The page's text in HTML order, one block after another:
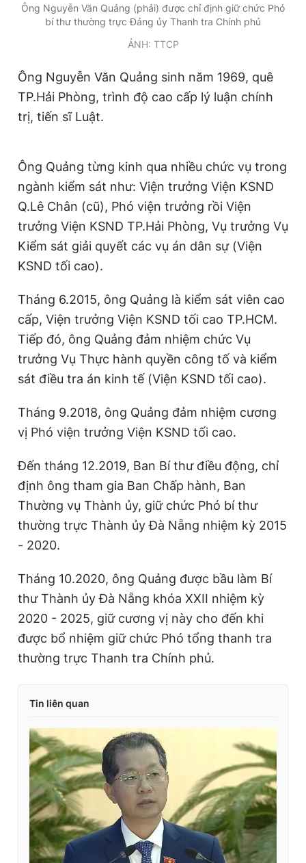
Ông Nguyễn Văn Quảng (phải) được chỉ định giữ chức Phó
bí thư thường trực Đảng ủy Thanh tra Chính phủ
ẢNH: TTCP
Ông Nguyễn Văn Quảng sinh năm 1969, quê
TP.Hải Phòng, trình độ cao cấp lý luận chính
trị, tiến sĩ Luật.
Ông Quảng từng kinh qua nhiều chức vụ trong
ngành kiểm sát như: Viện trưởng Viện KSND
Q.Lê Chân (cũ), Phó viện trưởng rồi Viện
trưởng Viện KSND TP.Hải Phòng, Vụ trưởng Vụ
Kiểm sát giải quyết các vụ án dân sự (Viện
KSND tối cao).
Tháng 6.2015, ông Quảng là kiểm sát viên cao
cấp, Viện trưởng Viện KSND tối cao TP.HCM.
Tiếp đó, ông Quảng đảm nhiệm chức Vụ
trưởng Vụ Thực hành quyền công tố và kiểm
sát điều tra án kinh tế (Viện KSND tối cao).
Tháng 9.2018, ông Quảng đảm nhiệm cương
vị Phó viện trưởng Viện KSND tối cao.
Đến tháng 12.2019, Ban Bí thư điều động, chỉ
định ông tham gia Ban Chấp hành, Ban
Thường vụ Thành ủy, giữ chức Phó bí thư
thường trực Thành ủy Đà Nẵng nhiệm kỳ 2015
- 2020.
Tháng 10.2020, ông Quảng được bầu làm Bí
thư Thành ủy Đà Nẵng khóa XXII nhiệm kỳ
2020 - 2025, giữ cương vị này cho đến khi
được bổ nhiệm giữ chức Phó tổng thanh tra
thường trực Thanh tra Chính phủ.
Tin liên quan